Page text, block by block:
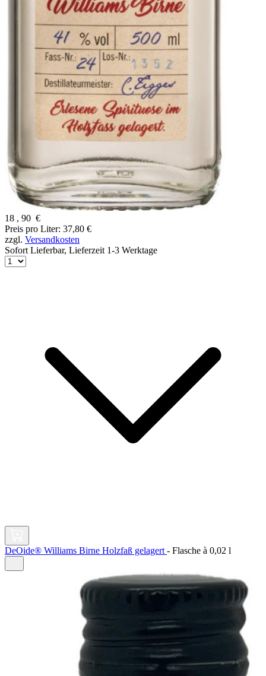
18 , 90 €
Preis pro Liter: 37,80 €
zzgl. Versandkosten
Sofort Lieferbar, Lieferzeit 1-3 Werktage
DeOide® Williams Birne Holzfaß gelagert - Flasche à 0,02 l